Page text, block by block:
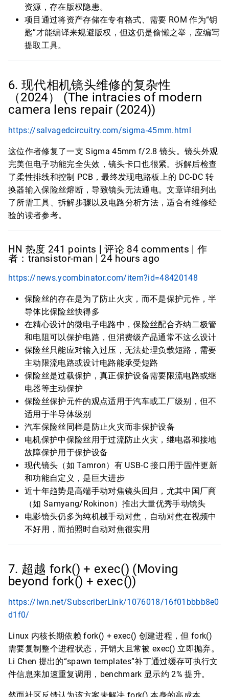
资源，存在版权隐患。
项目通过将资产存储在专有格式、需要 ROM 作为“钥
匙”才能编译来规避版权，但这仍是偷懒之举，应编写
提取工具。
6. 现代相机镜头维修的复杂性
（2024） (The intracies of modern
camera lens repair (2024))
https://salvagedcircuitry.com/sigma-45mm.html
这位作者修复了一支 Sigma 45mm f/2.8 镜头。镜头外观
完美但电子功能完全失效，镜头卡口也很紧。拆解后检查
了柔性排线和控制 PCB，最终发现电路板上的 DC-DC 转
换器输入保险丝熔断，导致镜头无法通电。文章详细列出
了所需工具、拆解步骤以及电路分析方法，适合有维修经
验的读者参考。
HN 热度 241 points | 评论 84 comments | 作
者：transistor-man | 24 hours ago
https://news.ycombinator.com/item?id=48420148
保险丝的存在是为了防止火灾，而不是保护元件，半
导体比保险丝快得多
在精心设计的微电子电路中，保险丝配合齐纳二极管
和电阻可以保护电路，但消费级产品通常不这么设计
保险丝只能应对输入过压，无法处理负载短路，需要
主动限流电路或设计电路能承受短路
保险丝是过载保护，真正保护设备需要限流电路或继
电器等主动保护
保险丝保护元件的观点适用于汽车或工厂级别，但不
适用于半导体级别
汽车保险丝同样是防止火灾而非保护设备
电机保护中保险丝用于过流防止火灾，继电器和接地
故障保护用于保护设备
现代镜头（如 Tamron）有 USB-C 接口用于固件更新
和功能自定义，是巨大进步
近十年趋势是高端手动对焦镜头回归，尤其中国厂商
（如 Samyang/Rokinon）推出大量优秀手动镜头
电影镜头仍多为纯机械手动对焦，自动对焦在视频中
不好用，而拍照时自动对焦很实用
7. 超越 fork() + exec() (Moving
beyond fork() + exec())
https://lwn.net/SubscriberLink/1076018/16f01bbbb8e0
d1f0/
Linux 内核长期依赖 fork() + exec() 创建进程，但 fork()
需要复制整个进程状态，开销大且常被 exec() 立即抛弃。
Li Chen 提出的“spawn templates”补丁通过缓存可执行文
件信息来加速重复调用，benchmark 显示约 2% 提升。